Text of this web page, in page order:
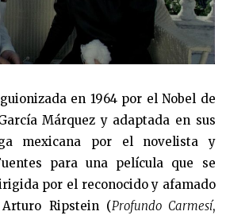
en 1964 por el Nobel de
Márquez y adaptada en sus
mexicana por el novelista y
para una película que se
por el reconocido y afamado
Ripstein (Profundo Carmesí,